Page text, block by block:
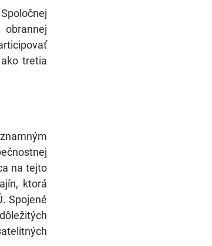
obrannej
tretia
na tejto
ktorá
Spojené